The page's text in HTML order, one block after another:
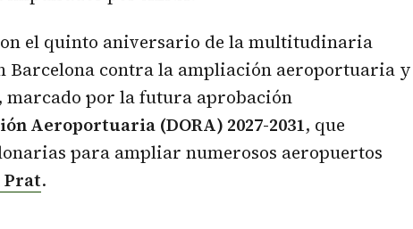
el quinto aniversario de la multitudinaria
Barcelona contra la ampliación aeroportuaria y
marcado por la futura aprobación
Aeroportuaria (DORA) 2027-2031, que
para ampliar numerosos aeropuertos
Prat.